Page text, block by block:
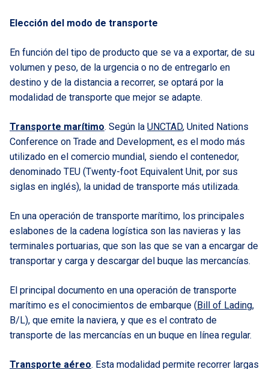
Elección del modo de transporte
En función del tipo de producto que se va a exportar, de su
volumen y peso, de la urgencia o no de entregarlo en
destino y de la distancia a recorrer, se optará por la
modalidad de transporte que mejor se adapte.
Transporte marítimo. Según la UNCTAD, United Nations
Conference on Trade and Development, es el modo más
utilizado en el comercio mundial, siendo el contenedor,
denominado TEU (Twenty-foot Equivalent Unit, por sus
siglas en inglés), la unidad de transporte más utilizada.
En una operación de transporte marítimo, los principales
eslabones de la cadena logística son las navieras y las
terminales portuarias, que son las que se van a encargar de
transportar y carga y descargar del buque las mercancías.
El principal documento en una operación de transporte
marítimo es el conocimientos de embarque (Bill of Lading,
B/L), que emite la naviera, y que es el contrato de
transporte de las mercancías en un buque en línea regular.
Transporte aéreo. Esta modalidad permite recorrer largas